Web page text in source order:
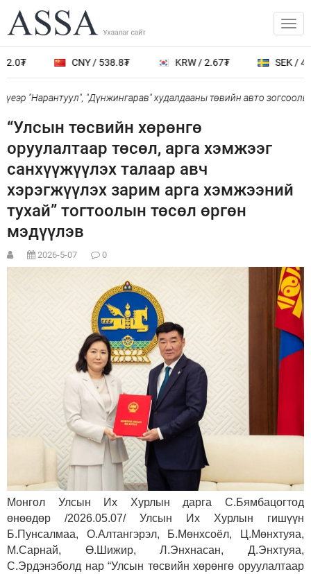
CNY / 538.8₮ KRW / 2.67₮ SEK /
"Нарантуул", "Дүнжингарав" худалдааны төвийн авто зогсоолыг
“Улсын төсвийн хөрөнгө
оруулалтаар төсөл, арга хэмжээг
санхүүжүүлэх талаар авч
хэрэгжүүлэх зарим арга хэмжээний
тухай” тогтоолын төсөл өргөн
мэдүүлэв
2026-5-07 0
Монгол Улсын Их Хурлын дарга С.Бямбацогтод
өнөөдөр /2026.05.07/ Улсын Их Хурлын гишүүн
Б.Пунсалмаа, О.Алтангэрэл, Б.Мөнхсоёл, Ц.Мөнхтуяа,
М.Сарнай, Ө.Шижир, Л.Энхнасан, Д.Энхтуяа,
С.Эрдэнэболд нар “Улсын төсвийн хөрөнгө оруулалтаар